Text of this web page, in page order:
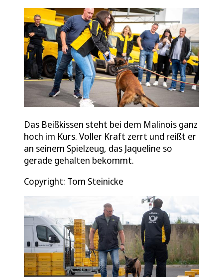
Das Beißkissen steht bei dem Malinois ganz
hoch im Kurs. Voller Kraft zerrt und reißt er
an seinem Spielzeug, das Jaqueline so
gerade gehalten bekommt.
Copyright: Tom Steinicke